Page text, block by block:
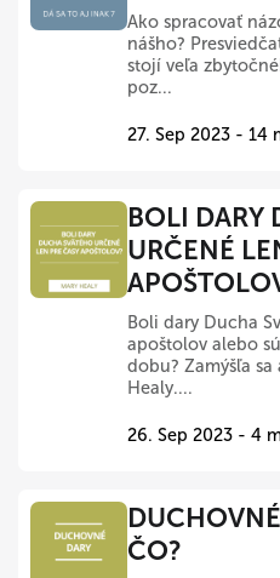
Ako spracovať
nášho?
stojí veľa
poz...
27. Sep 2023 - 14
BOLI DARY
URČENÉ
Boli dary Ducha
apoštolov alebo
dobu? Zamýšľa
Healy....
26. Sep 2023 - 4
ČO?